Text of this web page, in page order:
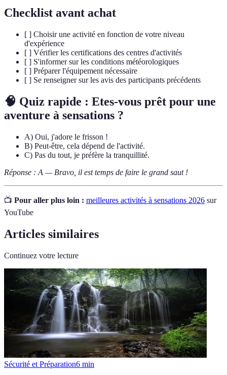
Checklist avant achat
[ ] Choisir une activité en fonction de votre niveau
d'expérience
[ ] Vérifier les certifications des centres d'activités
[ ] S'informer sur les conditions météorologiques
[ ] Préparer l'équipement nécessaire
[ ] Se renseigner sur les avis des participants précédents
🧠 Quiz rapide : Etes-vous prêt pour une
aventure à sensations ?
A) Oui, j'adore le frisson !
B) Peut-être, cela dépend de l'activité.
C) Pas du tout, je préfère la tranquillité.
Réponse : A — Bravo, il est temps de faire le grand saut !
📺 Pour aller plus loin : meilleures activités à sensations 2026 sur
YouTube
Articles similaires
Continuez votre lecture
Sécurité et Préparation6 min